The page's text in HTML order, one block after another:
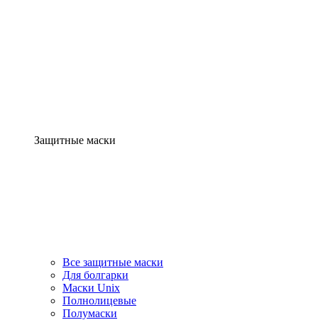
Защитные маски
Все защитные маски
Для болгарки
Маски Unix
Полнолицевые
Полумаски